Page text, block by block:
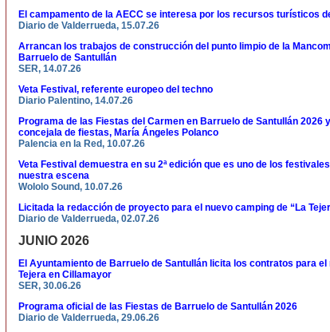
El campamento de la AECC se interesa por los recursos turísticos
Diario de Valderrueda, 15.07.26
Arrancan los trabajos de construcción del punto limpio de la
Barruelo de Santullán
SER, 14.07.26
Veta Festival, referente europeo del techno
Diario Palentino, 14.07.26
Programa de las Fiestas del Carmen en Barruelo de Santullán 2026
concejala de fiestas, María Ángeles Polanco
Palencia en la Red, 10.07.26
Veta Festival demuestra en su 2ª edición que es uno de los
nuestra escena
Wololo Sound, 10.07.26
Licitada la redacción de proyecto para el nuevo camping de “La
Diario de Valderrueda, 02.07.26
JUNIO 2026
El Ayuntamiento de Barruelo de Santullán licita los contratos para el
Tejera en Cillamayor
SER, 30.06.26
Programa oficial de las Fiestas de Barruelo de Santullán 2026
Diario de Valderrueda, 29.06.26